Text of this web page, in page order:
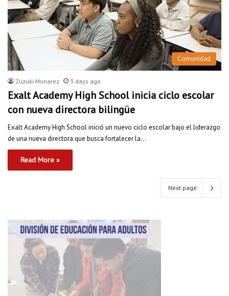
Comunidad
Zuzuki Monarez 3 days ago
Exalt Academy High School inicia ciclo escolar
con nueva directora bilingüe
Exalt Academy High School inició un nuevo ciclo escolar bajo el liderazgo
de una nueva directora que busca fortalecer la…
Read More »
Next page